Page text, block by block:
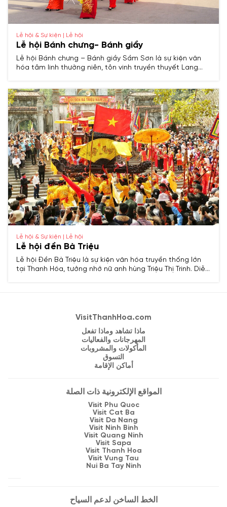
Lễ hội & Sự kiện | Lễ hội
Lễ hội Bánh chưng- Bánh giầy
Lễ hội Bánh chưng – Bánh giầy Sầm Sơn là sự kiện văn
hóa tâm linh thường niên, tôn vinh truyền thuyết Lang
Lễ hội & Sự kiện | Lễ hội
Lễ hội đền Bà Triệu
Lễ hội Đền Bà Triệu là sự kiện văn hóa truyền thống lớn
tại Thanh Hóa, tưởng nhớ nữ anh hùng Triệu Thị Trinh. Diễn
VisitThanhHoa.com
ماذا تشاهد وماذا تفعل
المهرجانات والفعاليات
المأكولات والمشروبات
التسوق
أماكن الإقامة
المواقع الإلكترونية ذات الصلة
Visit Phu Quoc
Visit Cat Ba
Visit Da Nang
Visit Ninh Binh
Visit Quang Ninh
Visit Sapa
Visit Thanh Hoa
Visit Vung Tau
Nui Ba Tay Ninh
الخط الساخن لدعم السياح